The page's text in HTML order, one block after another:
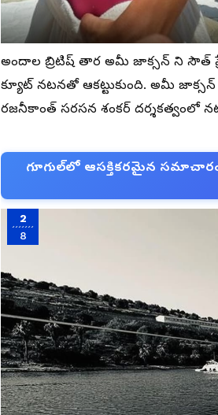
అందాల బ్రిటిష్ తార అమీ జాక్సన్ ని సౌత్
క్యూట్ నటనతో ఆకట్టుకుంది. అమీ
రజనీకాంత్ సరసన శంకర్ దర్శకత్వంలో
గూగుల్‌లో ఆసక్తికరమైన
2
8